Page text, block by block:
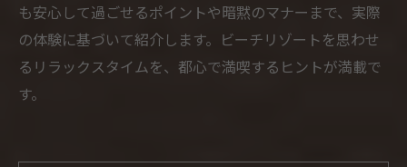
も安心して過ごせるポイントや暗黙のマナーまで、実際
の体験に基づいて紹介します。ビーチリゾートを思わせ
るリラックスタイムを、都心で満喫するヒントが満載で
す。